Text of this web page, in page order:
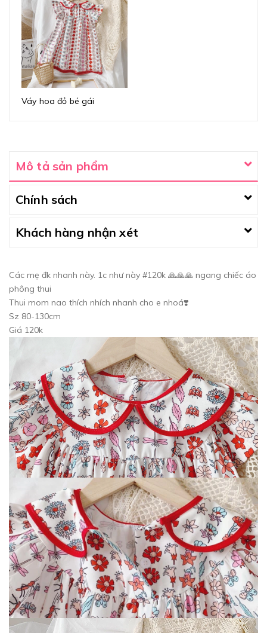
Váy hoa đỏ bé gái
Mô tả sản phẩm
Chính sách
Khách hàng nhận xét
Các mẹ đk nhanh này. 1c như này #120k 🙏🙏🙏 ngang chiếc áo
phông thui
Thui mom nao thích nhích nhanh cho e nhoá❣️
Sz 80-130cm
Giá 120k